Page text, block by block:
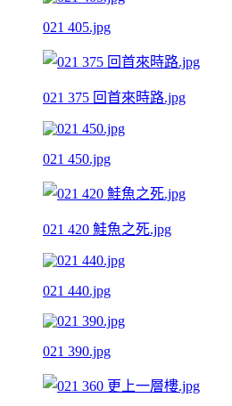
021 405.jpg
021 375 回首來時路.jpg
021 450.jpg
021 420 鮭魚之死.jpg
021 440.jpg
021 390.jpg